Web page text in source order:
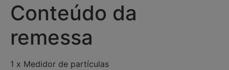
Conteúdo da
remessa
1 x Medidor de partículas